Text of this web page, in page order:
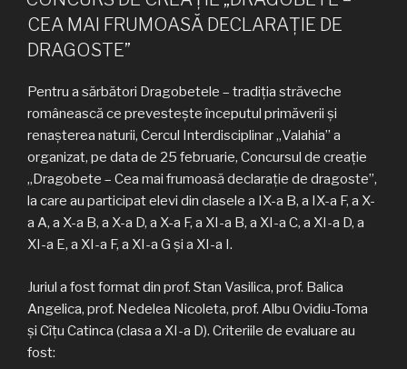
CEA MAI FRUMOASĂ DECLARAȚIE DE
DRAGOSTE”
Pentru a sărbători Dragobetele – tradiția străveche
românească ce prevestește începutul primăverii și
renașterea naturii, Cercul Interdisciplinar „Valahia” a
organizat, pe data de 25 februarie, Concursul de creație
„Dragobete – Cea mai frumoasă declarație de dragoste”,
la care au participat elevi din clasele a IX-a B, a IX-a F, a X-
a A, a X-a B, a X-a D, a X-a F, a XI-a B, a XI-a C, a XI-a D, a
XI-a E, a XI-a F, a XI-a G și a XI-a I.
Juriul a fost format din prof. Stan Vasilica, prof. Balica
Angelica, prof. Nedelea Nicoleta, prof. Albu Ovidiu-Toma
și Cîțu Catinca (clasa a XI-a D). Criteriile de evaluare au
fost: